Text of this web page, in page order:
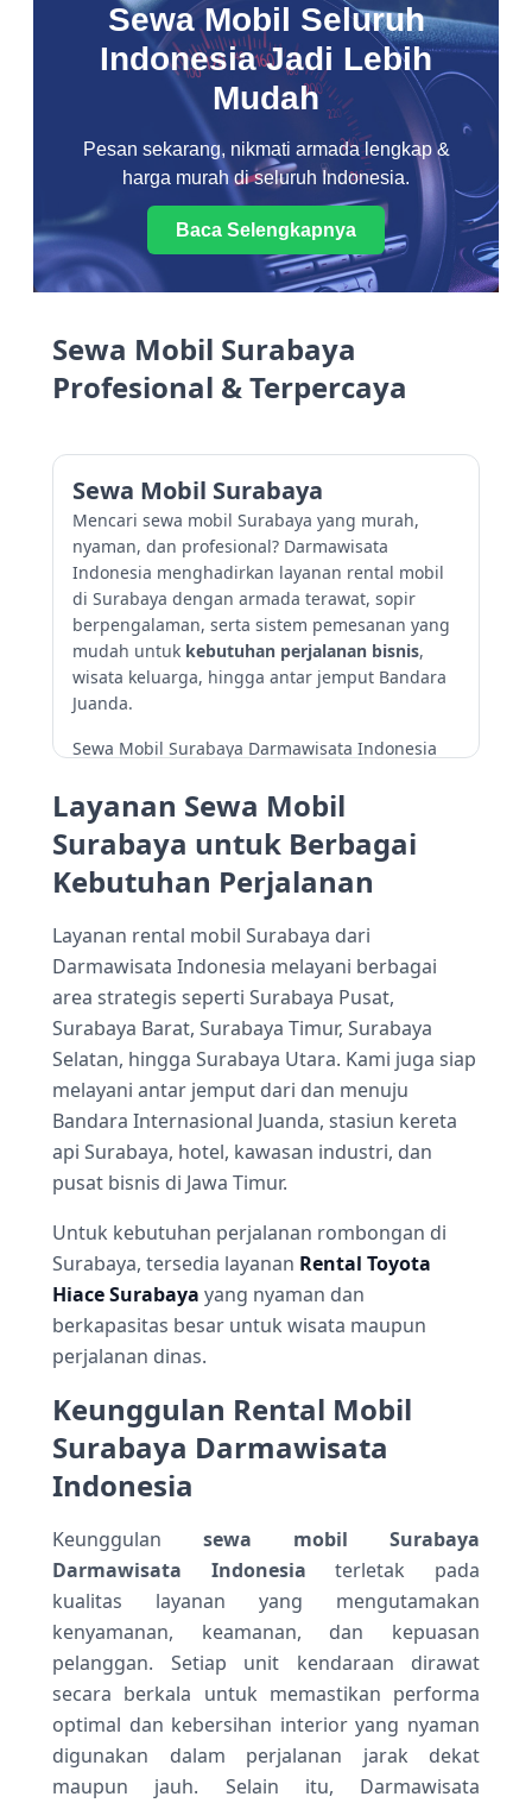
Sewa Mobil Seluruh
Indonesia Jadi Lebih
Mudah
Pesan sekarang, nikmati armada lengkap &
harga murah di seluruh Indonesia.
Baca Selengkapnya
Sewa Mobil Surabaya
Profesional & Terpercaya
Sewa Mobil Surabaya
Mencari sewa mobil Surabaya yang murah,
nyaman, dan profesional? Darmawisata
Indonesia menghadirkan layanan rental mobil
di Surabaya dengan armada terawat, sopir
berpengalaman, serta sistem pemesanan yang
mudah untuk kebutuhan perjalanan bisnis,
wisata keluarga, hingga antar jemput Bandara
Juanda.
Sewa Mobil Surabaya Darmawisata Indonesia
Anda yang membutuhkan kendaraan nyaman,
aman, dan fleksibel selama berada di Surabaya
dan sekitarnya. Melalui layanan sewa mobil
Surabaya yang profesional, Darmawisata
Indonesia membantu perjalanan bisnis, wisata
keluarga, perjalanan dinas, hingga antar-
jemput bandara dan hotel dengan armada
sopir pengemudi
berpengalaman. Tak perlu lagi repot
memikirkan rute, kemacetan, atau kondisi
kendaraan—cukup pesan, duduk dengan
nyaman, dan biarkan kami mengantar Anda
sampai tujuan dengan layanan prima.
Didukung sistem pemesanan yang mudah,
harga kompetitif, dan pilihan mobil yang
lengkap, Darmawisata Indonesia menjadi
layanan sewa mobil Surabaya terpercaya, cepat,
dan berkualitas.
Layanan Sewa Mobil
Surabaya untuk Berbagai
Kebutuhan Perjalanan
Layanan rental mobil Surabaya dari
Darmawisata Indonesia melayani berbagai
area strategis seperti Surabaya Pusat,
Surabaya Barat, Surabaya Timur, Surabaya
Selatan, hingga Surabaya Utara. Kami juga siap
melayani antar jemput dari dan menuju
Bandara Internasional Juanda, stasiun kereta
api Surabaya, hotel, kawasan industri, dan
pusat bisnis di Jawa Timur.
Untuk kebutuhan perjalanan rombongan di
Surabaya, tersedia layanan Rental Toyota
Hiace Surabaya yang nyaman dan
berkapasitas besar untuk wisata maupun
perjalanan dinas.
Keunggulan Rental Mobil
Surabaya Darmawisata
Indonesia
Keunggulan sewa mobil Surabaya
Darmawisata Indonesia terletak pada
kualitas layanan yang mengutamakan
kenyamanan, keamanan, dan kepuasan
pelanggan. Setiap unit kendaraan dirawat
secara berkala untuk memastikan performa
optimal dan kebersihan interior yang nyaman
digunakan dalam perjalanan jarak dekat
maupun jauh. Selain itu, Darmawisata